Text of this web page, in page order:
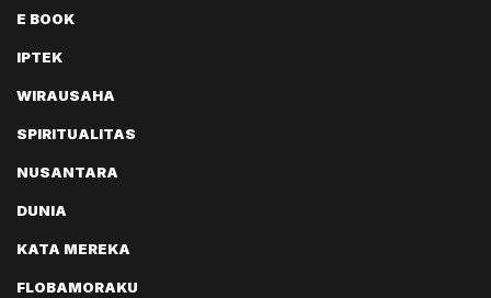
E BOOK
IPTEK
WIRAUSAHA
SPIRITUALITAS
NUSANTARA
DUNIA
KATA MEREKA
FLOBAMORAKU